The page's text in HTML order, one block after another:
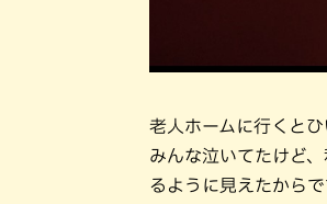
老人ホームに行くと
みんな泣いてたけど
るように見えたからで